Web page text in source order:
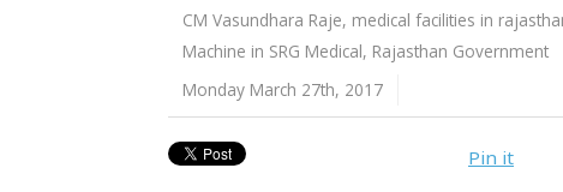
CM Vasundhara Raje, medical facilities in
Machine in SRG Medical, Rajasthan Government
Monday March 27th, 2017
Pin it